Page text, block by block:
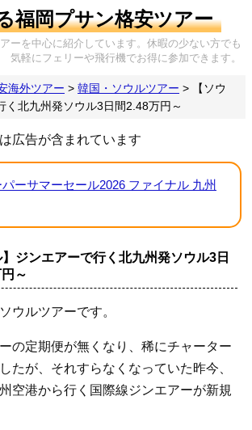
福岡プサン格安ツアー
ーを中心に紹介しています。休暇の少ない方でも
気軽にフェリーや飛行機でお得に参加できます。
海外ツアー > 韓国・ソウルツアー >
【ソウ
く北九州発ソウル3日間2.48万円～
広告が含まれています
ーサマーセール2026 ファイナル 九州
】ジンエアーで行く北九州発ソウル3日
～
ウルツアーです。
の定期便が無くなり、稀にチャーター
たが、それすらなくなっていた昨今、
空港から行く国際線ジンエアーが新規